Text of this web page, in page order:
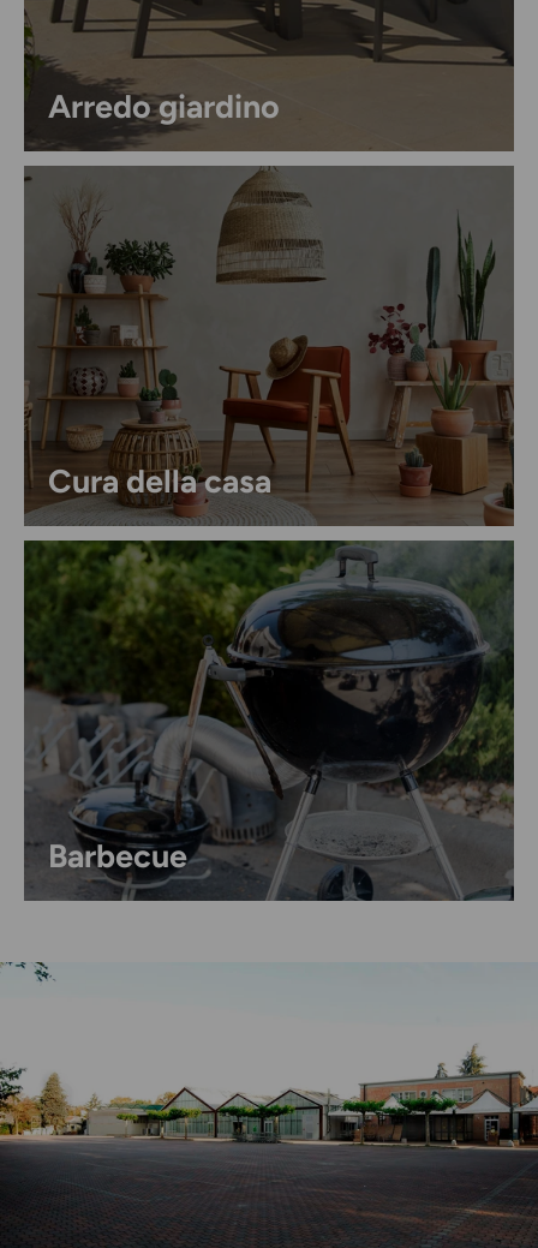
Arredo giardino
Cura della casa
Barbecue